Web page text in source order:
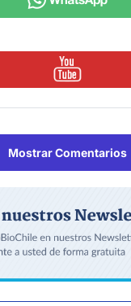
Mostrar Comentarios